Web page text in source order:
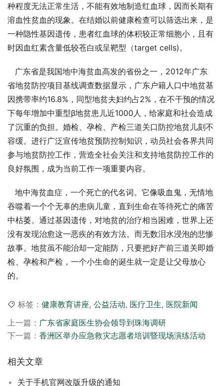
种程度无法正常生活，不能有效地制造红血球，因而长期有
溶血性贫血的现象。在结婚以前健康检查可以筛选出来，是
一种隐性基因遗传，患者红血球的体积较正常细胞小，且有
时因血红素含量低较苍白或呈靶型（target cells)。
广东省是我国地中海贫血高发的省份之一，2012年广东
省地贫防控项目基线调查数据显示，广东户籍人口中地贫基
因携带率约16.8%，同型地贫夫妇约占2%，在不干预的情况
下每年增加中重型β地贫患儿近1000人，给家庭和社会造成
了沉重的负担。婚检、孕检、产检三道关口防控地贫儿刻不
容缓。进行广泛宣传地贫预防控制知识，动员社会各界共同
参与地贫防控工作，营造全社会关注和支持地贫防控工作的
良好氛围，成为当前工作一项重要内容。
地中海贫血症，一个死亡的代名词。它像吸血鬼，无情地
吞噬着一个个无辜的患病儿童，直到生命在等待死亡的痛苦
中枯萎。通过基因遗传，对地贫的治疗相当困难，世界上还
没有发现治愈这一恶疾的有效方法。而无数泪水浸泡的悲惨
故事。地贫虽不能治却一定能防，只要把好产前三道关即婚
检、孕检和产检，一个小生命的诞生就一定是让父母放心
的。
标签： 健康教育讲座, 公益活动, 医疗卫生, 医院新闻
上一篇： 广东省家庭医生协会领导到珠海调研
下一篇： 香洲区举办应急救灾志愿者培训暨现场演练活动
相关文章
关于手机官网改版升级的通知